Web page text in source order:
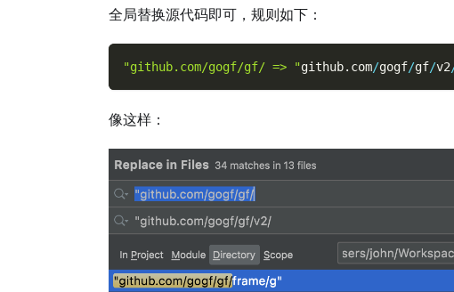
全局替换源代码即可，规则如下：
"github.com/gogf/gf/ => "github. com/gogf/gf/v2
像这样：